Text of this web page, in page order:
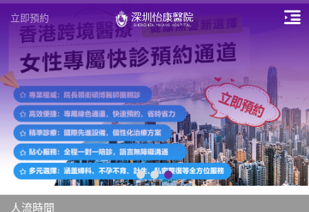
立即預約
人流時間